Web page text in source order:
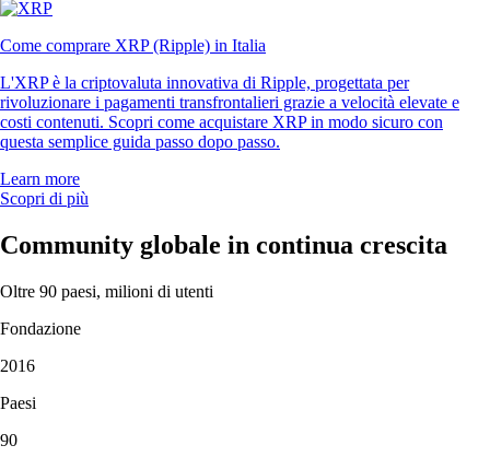
Come comprare XRP (Ripple) in Italia
L'XRP è la criptovaluta innovativa di Ripple, progettata per
rivoluzionare i pagamenti transfrontalieri grazie a velocità elevate e
costi contenuti. Scopri come acquistare XRP in modo sicuro con
questa semplice guida passo dopo passo.
Learn more
Scopri di più
Community globale in continua crescita
Oltre 90 paesi, milioni di utenti
Fondazione
2016
Paesi
90